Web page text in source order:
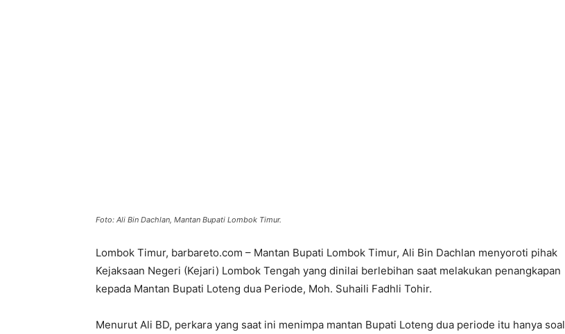
Foto: Ali Bin Dachlan, Mantan Bupati Lombok Timur.
Lombok Timur, barbareto.com – Mantan Bupati Lombok Timur, Ali Bin Dachlan menyoroti pihak
Kejaksaan Negeri (Kejari) Lombok Tengah yang dinilai berlebihan saat melakukan penangkapan
kepada Mantan Bupati Loteng dua Periode, Moh. Suhaili Fadhli Tohir.
Menurut Ali BD, perkara yang saat ini menimpa mantan Bupati Loteng dua periode itu hanya soal